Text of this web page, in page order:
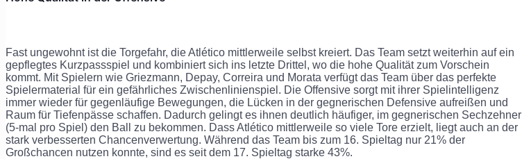
Fast ungewohnt ist die Torgefahr, die Atlético mittlerweile selbst kreiert. Das Team setzt weiterhin auf ein
gepflegtes Kurzpassspiel und kombiniert sich ins letzte Drittel, wo die hohe Qualität zum Vorschein
kommt. Mit Spielern wie Griezmann, Depay, Correira und Morata verfügt das Team über das perfekte
Spielermaterial für ein gefährliches Zwischenlinienspiel. Die Offensive sorgt mit ihrer Spielintelligenz
immer wieder für gegenläufige Bewegungen, die Lücken in der gegnerischen Defensive aufreißen und
Raum für Tiefenpässe schaffen. Dadurch gelingt es ihnen deutlich häufiger, im gegnerischen Sechzehner
(5-mal pro Spiel) den Ball zu bekommen. Dass Atlético mittlerweile so viele Tore erzielt, liegt auch an der
stark verbesserten Chancenverwertung. Während das Team bis zum 16. Spieltag nur 21% der
Großchancen nutzen konnte, sind es seit dem 17. Spieltag starke 43%.